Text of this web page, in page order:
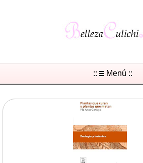
:: Menú ::